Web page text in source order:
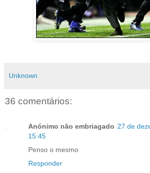
Unknown
36 comentários:
Anónimo não embriagado 27 de
15:45
Penso o mesmo
Responder